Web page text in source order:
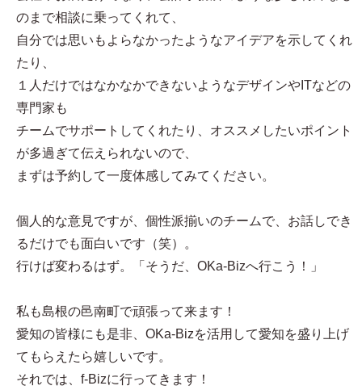
のまで相談に乗ってくれて、
自分では思いもよらなかったようなアイデアを示してくれ
たり、
１人だけではなかなかできないようなデザインやITなどの
専門家も
チームでサポートしてくれたり、オススメしたいポイント
が多過ぎて伝えられないので、
まずは予約して一度体感してみてください。
個人的な意見ですが、個性派揃いのチームで、お話しでき
るだけでも面白いです（笑）。
行けば変わるはず。「そうだ、OKa-Bizへ行こう！」
私も島根の邑南町で頑張って来ます！
愛知の皆様にも是非、OKa-Bizを活用して愛知を盛り上げ
てもらえたら嬉しいです。
それでは、f-Bizに行ってきます！